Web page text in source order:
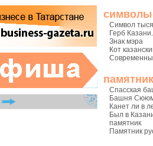
символы
Символ
Герб
Знак мэра
Кот
Спасская
Башня
Канет ли в
Был в
памятник
Памятник